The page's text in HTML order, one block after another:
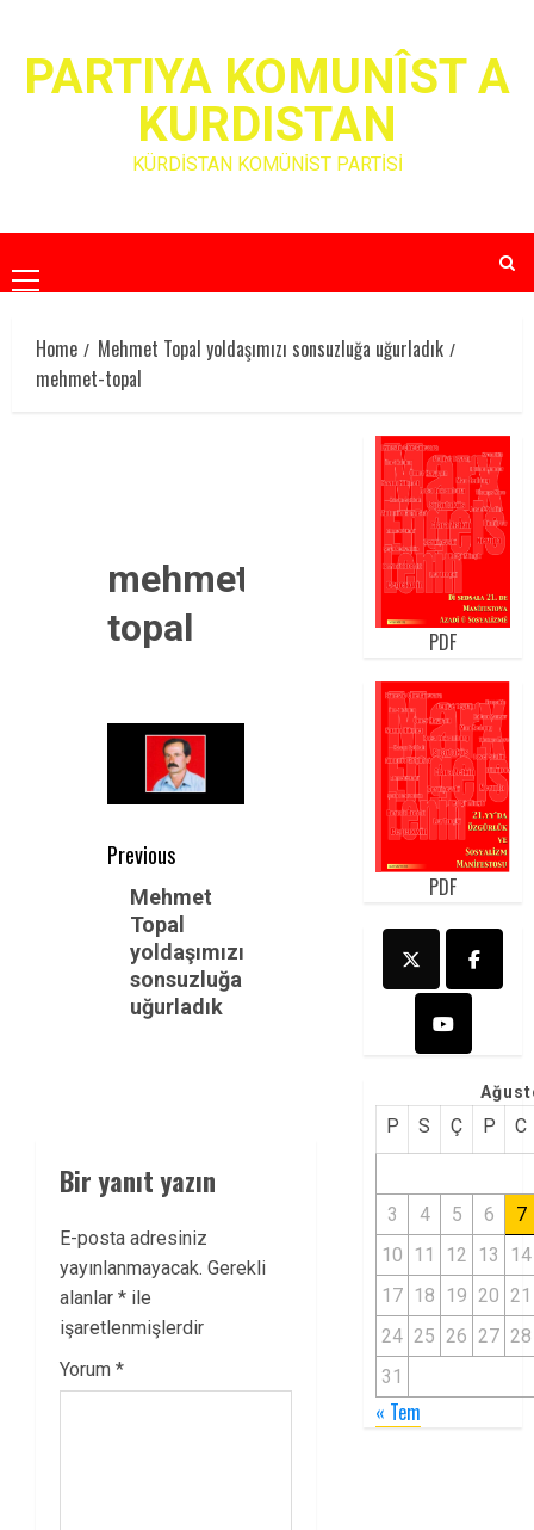
contentPARTIYA KOMUNÎST A
KURDISTAN
KÜRDİSTAN KOMÜNİST PARTİSİ
Primary
Menu
Home
Mehmet Topal yoldaşımızı sonsuzluğa uğurladık
mehmet-topal
mehmet-
topal
Post
navigation
Previous
Previous
post:
Mehmet
Topal
yoldaşımızı
sonsuzluğa
uğurladık
Bir yanıt yazın
E-posta adresiniz
yayınlanmayacak. Gerekli
alanlar * ile
işaretlenmişlerdir
Yorum *
PDF
PDF
P S Ç P C
3 4 5 6
7
10 11 12 13
14
17 18 19 20 21
24 25 26 27 28
31
« Tem